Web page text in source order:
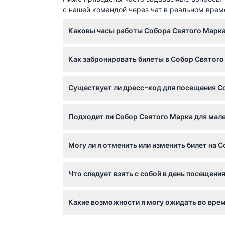
Местоположение
с нашей командой через чат в реальном
Каковы часы работы Собора Святого
уточняйте при бронировании).
Как забронировать билеты в Собор
включённые в стоимость.
Существует ли дресс-код для посещения
священное место.
Подходит ли Собор Святого Марка для
может быть неудобным для людей с
Могу ли я отменить или изменить билет на
Что следует взять с собой в день
пеший.
Какие возможности я могу ожидать во